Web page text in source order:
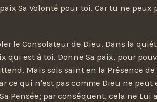
Sa Volonté pour toi. Car tu ne
le Consolateur de Dieu. Dans la
qui est à toi. Donne Sa paix, pour
Mais sois saint en la Présence
ce qui n'est pas comme Dieu ne peut
Pensée; par conséquent, cela ne